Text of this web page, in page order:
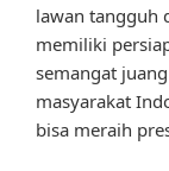
lawan tangguh
memiliki
semangat
masyarakat
bisa meraih